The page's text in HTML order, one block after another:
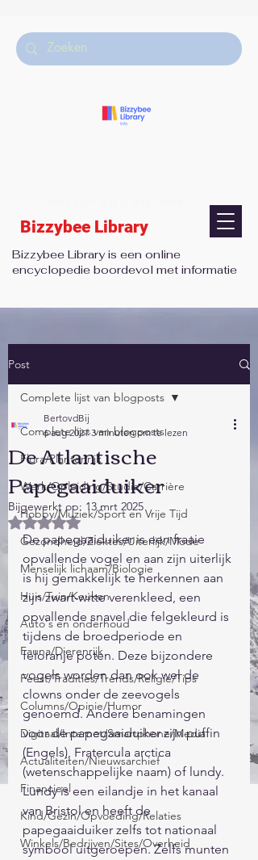
Bizzybee Library is een online
encyclopedie boordevol met informatie
Bizzybee Library
Post
Complete lijst van blogposts
Flora/Plantenrijk
Werk/Opleiding/Studie/Carrière
Hobby/Muziek/Sport en Vrije Tijd
Gezondheid/Ziektes/Uiterlijk/Mode
Menselijk lichaam/Biologie
Huis/Tuin/Keuken
Auto's en onderhoud
Fauna/Dierenrijk
Feest/Tradities/Trends/Religie/Tips
Columns/Opinie/Humor
Digitaal/Internet/Smartphone/Media
Actualiteiten/Nieuwsarchief
Financieel
Kind/Gezin/Opvoeding/Relaties
Winkels/Bedrijven/Sites/Overheid
Complete lijst van blogposts
De Atlantische
Papegaaiduiker
BertovdBij
6 aug 2021 3 minuten om te lezen
Bijgewerkt op: 13 mrt 2025
Beoordeeld met NaN uit 5 sterren.
De papegaaiduiker is een fraaie
opvallende vogel en aan zijn uiterlijk
is hij gemakkelijk te herkennen aan
zijn zwart-witte verenkleed, een
opvallende snavel die felgekleurd is
tijdens de broedperiode en
feloranje poten. Deze bijzondere
vogels worden dan ook wel de
clowns onder de zeevogels
genoemd. Andere benamingen
voor de papegaaiduiker zijn puffin
(Engels), Fratercula arctica
(wetenschappelijke naam) of lundy.
Lundy is een eilandje in het kanaal
van Bristol en heeft de
papegaaiduiker zelfs tot nationaal
symbool uitgeroepen. Zelfs munten